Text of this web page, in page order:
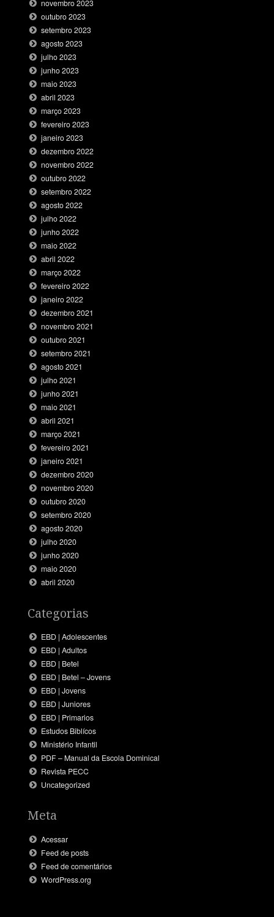
novembro 2023
outubro 2023
setembro 2023
agosto 2023
julho 2023
junho 2023
maio 2023
abril 2023
março 2023
fevereiro 2023
janeiro 2023
dezembro 2022
novembro 2022
outubro 2022
setembro 2022
agosto 2022
julho 2022
junho 2022
maio 2022
abril 2022
março 2022
fevereiro 2022
janeiro 2022
dezembro 2021
novembro 2021
outubro 2021
setembro 2021
agosto 2021
julho 2021
junho 2021
maio 2021
abril 2021
março 2021
fevereiro 2021
janeiro 2021
dezembro 2020
novembro 2020
outubro 2020
setembro 2020
agosto 2020
julho 2020
junho 2020
maio 2020
abril 2020
Categorias
EBD | Adolescentes
EBD | Adultos
EBD | Betel
EBD | Betel – Jovens
EBD | Jovens
EBD | Juniores
EBD | Primarios
Estudos Biblícos
Ministério Infantil
PDF – Manual da Escola Dominical
Revista PECC
Uncategorized
Meta
Acessar
Feed de posts
Feed de comentários
WordPress.org